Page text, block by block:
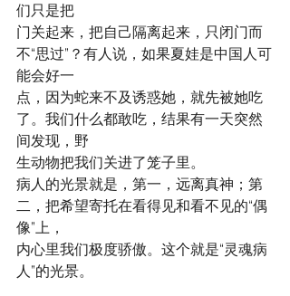
们只是把
门关起来，把自己隔离起来，只闭门而
不“思过”？有人说，如果夏娃是中国人可
能会好一
点，因为蛇来不及诱惑她，就先被她吃
了。我们什么都敢吃，结果有一天突然
间发现，野
生动物把我们关进了笼子里。
病人的光景就是，第一，远离真神；第
二，把希望寄托在看得见和看不见的“偶
像”上，
内心里我们极度骄傲。这个就是“灵魂病
人”的光景。